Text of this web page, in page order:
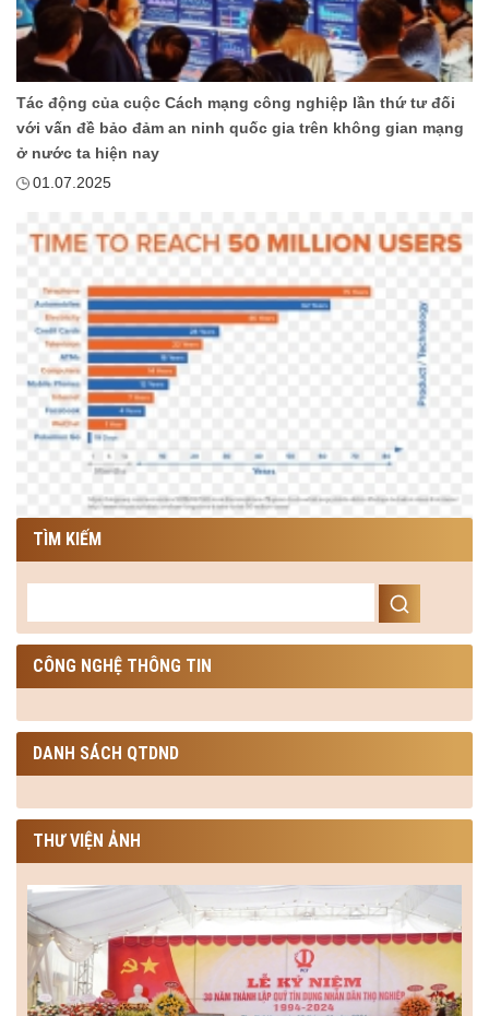
Tác động của cuộc Cách mạng công nghiệp lần thứ tư đối
với vấn đề bảo đảm an ninh quốc gia trên không gian mạng
ở nước ta hiện nay
01.07.2025
TÌM KIẾM
CÔNG NGHỆ THÔNG TIN
DANH SÁCH QTDND
THƯ VIỆN ẢNH